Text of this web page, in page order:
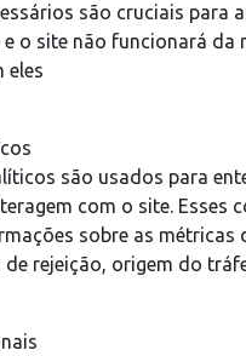
são cruciais para
o site não funcionará da
eles
são usados para
com o site. Esses
sobre as métricas
rejeição, origem do